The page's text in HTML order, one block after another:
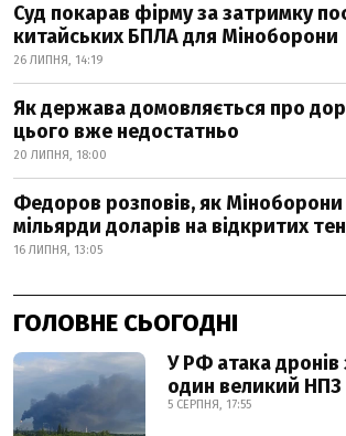
Суд покарав фірму за затримку
китайських БПЛА для Міноборони
26 ЛИПНЯ, 14:19
Як держава домовляється про
цього вже недостатньо
20 ЛИПНЯ, 18:00
Федоров розповів, як
мільярди доларів на відкритих
16 ЛИПНЯ, 13:05
ГОЛОВНЕ СЬОГОДНІ
У РФ атака
один великий НПЗ
5 СЕРПНЯ, 17:55